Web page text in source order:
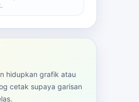
hidupkan grafik atau
cetak supaya garisan